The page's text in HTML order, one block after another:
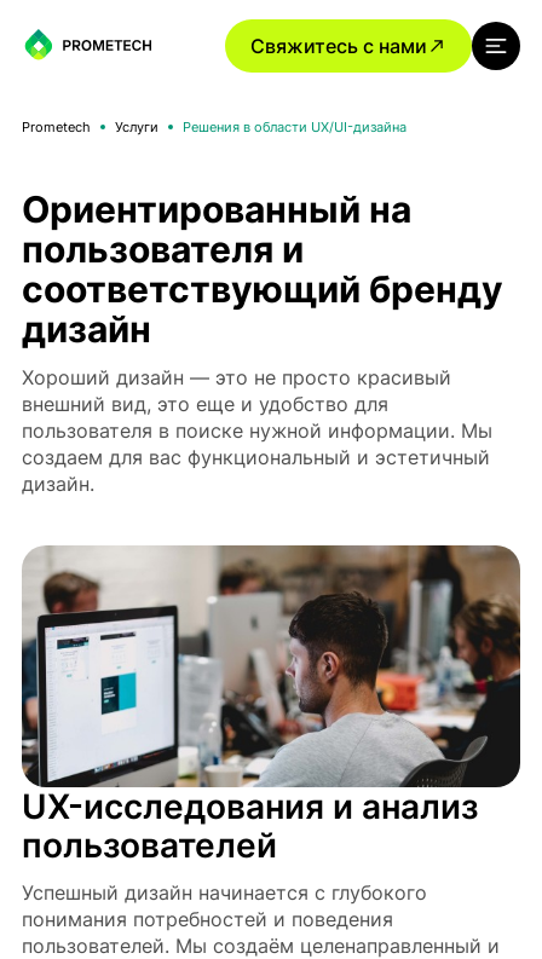
Свяжитесь с нами
Prometech Услуги Решения в области UX/UI-дизайна
Ориентированный на
пользователя и
соответствующий бренду
дизайн
Хороший дизайн — это не просто красивый
внешний вид, это еще и удобство для
пользователя в поиске нужной информации. Мы
создаем для вас функциональный и эстетичный
дизайн.
UX-исследования и анализ
пользователей
Успешный дизайн начинается с глубокого
понимания потребностей и поведения
пользователей. Мы создаём целенаправленный и